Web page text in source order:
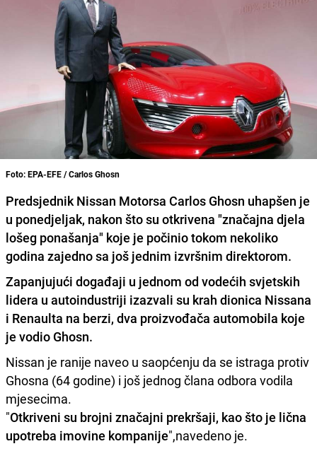
Foto: EPA-EFE / Carlos Ghosn
Predsjednik Nissan Motorsa Carlos Ghosn uhapšen je
u ponedjeljak, nakon što su otkrivena "značajna djela
lošeg ponašanja" koje je počinio tokom nekoliko
godina zajedno sa još jednim izvršnim direktorom.
Zapanjujući događaji u jednom od vodećih svjetskih
lidera u autoindustriji izazvali su krah dionica Nissana
i Renaulta na berzi, dva proizvođača automobila koje
je vodio Ghosn.
Nissan je ranije naveo u saopćenju da se istraga protiv
Ghosna (64 godine) i još jednog člana odbora vodila
mjesecima.
"Otkriveni su brojni značajni prekršaji, kao što je lična
upotreba imovine kompanije",navedeno je.